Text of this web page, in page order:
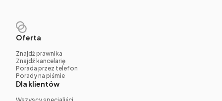
Oferta
Znajdź prawnika
Znajdź kancelarię
Porada przez telefon
Porady na piśmie
Dla klientów